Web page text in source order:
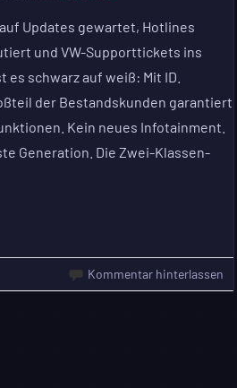
Updates gewartet, Hotlines
und VW-Supporttickets ins
schwarz auf weiß: Mit ID.
der Bestandskunden garantiert
Kein neues Infotainment.
Generation. Die Zwei-Klassen-
Kommentar hinterlassen